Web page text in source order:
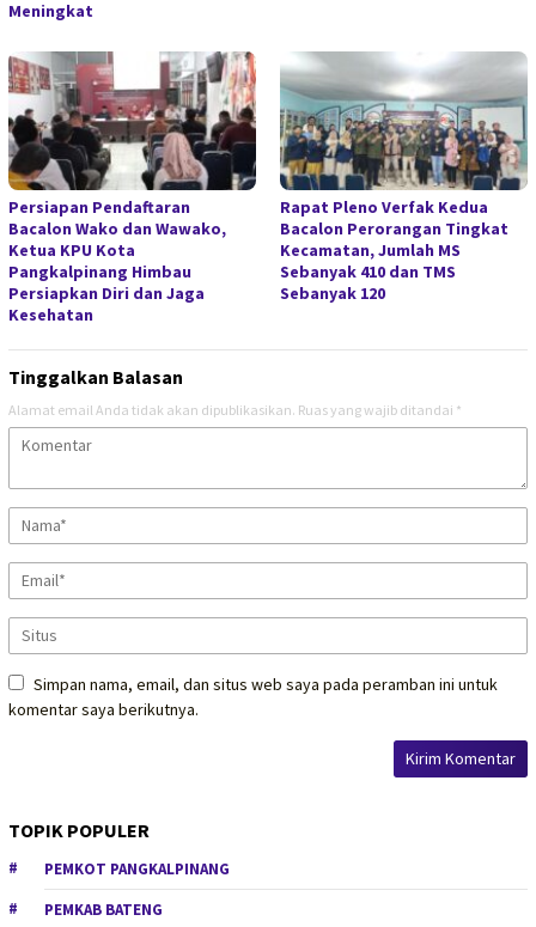
Meningkat
Persiapan Pendaftaran
Bacalon Wako dan Wawako,
Ketua KPU Kota
Pangkalpinang Himbau
Persiapkan Diri dan Jaga
Kesehatan
Rapat Pleno Verfak Kedua
Bacalon Perorangan Tingkat
Kecamatan, Jumlah MS
Sebanyak 410 dan TMS
Sebanyak 120
Tinggalkan Balasan
Alamat email Anda tidak akan dipublikasikan. Ruas yang wajib ditandai *
Simpan nama, email, dan situs web saya pada peramban ini untuk
komentar saya berikutnya.
TOPIK POPULER
PEMKOT PANGKALPINANG
PEMKAB BATENG